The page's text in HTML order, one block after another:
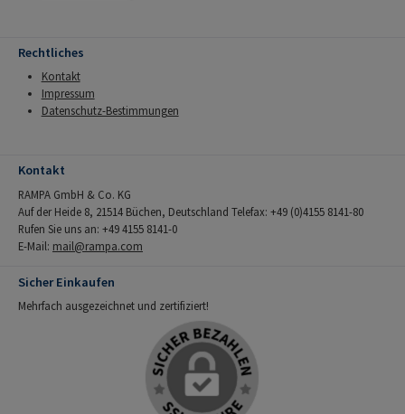
Rechtliches
Kontakt
Impressum
Datenschutz-Bestimmungen
Kontakt
RAMPA GmbH & Co. KG
Auf der Heide 8, 21514 Büchen, Deutschland Telefax: +49 (0)4155 8141-80
Rufen Sie uns an: +49 4155 8141-0
E-Mail: mail@rampa.com
Sicher Einkaufen
Mehrfach ausgezeichnet und zertifiziert!